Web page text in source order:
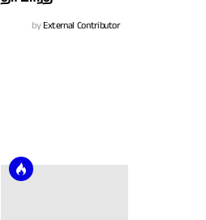
byExternal Contributor